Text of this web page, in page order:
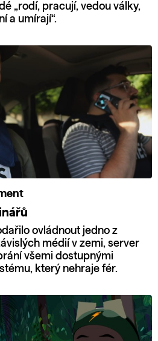
„rodí, pracují, vedou války,
a umírají“.
ovládnout jedno z
médií v zemi, server
všemi dostupnými
který nehraje fér.